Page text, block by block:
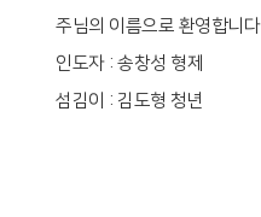
주님의 이름으로 환영합니다
인도자 : 송창성 형제
섬김이 : 김도형 청년